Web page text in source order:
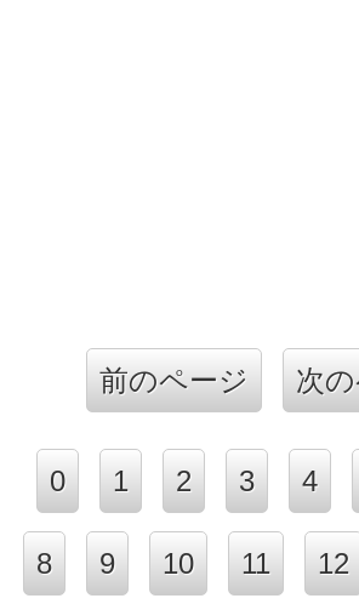
前のページ 次
0 1 2 3 4
8 9 10 11 12